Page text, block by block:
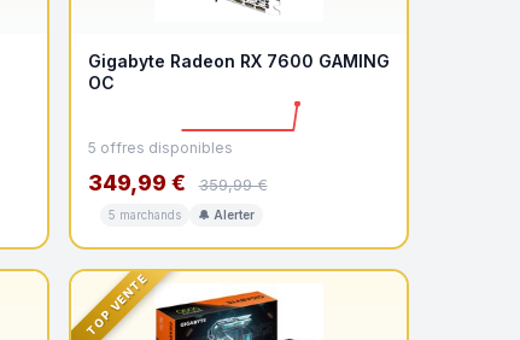
Gigabyte Radeon RX 7600 GAMING
OC
5 offres disponibles
349,99 € 359,99 €
5 marchands 🔔 Alerter
TOP VENTE